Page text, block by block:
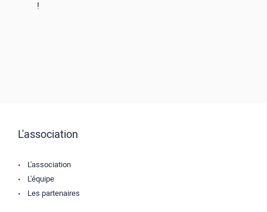
!
L'association
L'association
L'équipe
Les partenaires